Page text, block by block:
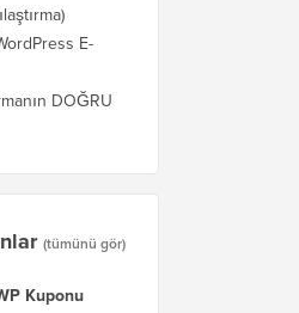
E-
DOĞRU
(tümünü gör)
Kuponu